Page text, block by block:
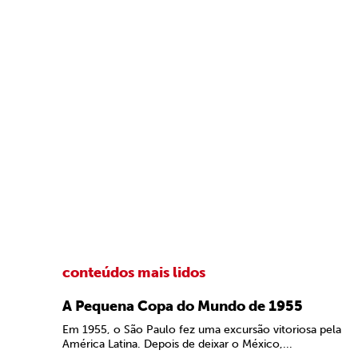
conteúdos mais lidos
A Pequena Copa do Mundo de 1955
Em 1955, o São Paulo fez uma excursão vitoriosa pela
América Latina. Depois de deixar o México,...